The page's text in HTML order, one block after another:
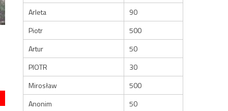
Arleta
90
Piotr
500
Artur
50
PIOTR
30
Mirosław
500
Anonim
50